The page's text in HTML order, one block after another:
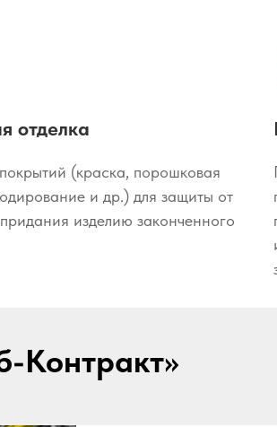
отделка
(краска, порошковая
и др.) для защиты от
изделию законченного
Контракт»